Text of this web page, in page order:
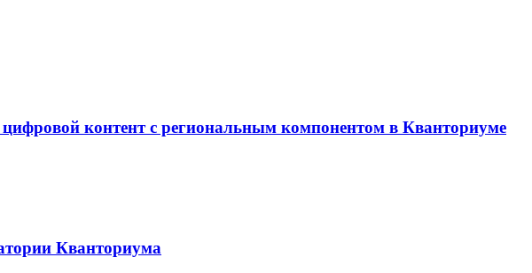
контент с региональным компонентом в Кванториуме
Кванториума